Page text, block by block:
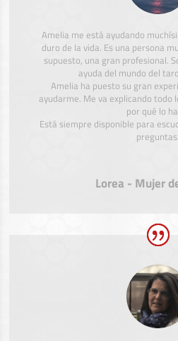
Amelia me está ayudando
duro de la vida. Es una persona
supuesto, una gran profesional.
ayuda del mundo del
Amelia ha puesto su gran
ayudarme. Me va explicando todo
por qué lo
Está siempre disponible para
preguntas.
Lorea - Mujer